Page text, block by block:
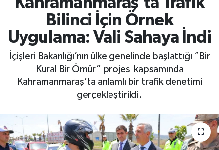
Bilinci İçin Örnek
Uygulama: Vali Sahaya İndi
İçişleri Bakanlığı’nın ülke genelinde başlattığı “Bir
Kural Bir Ömür” projesi kapsamında
Kahramanmaraş’ta anlamlı bir trafik denetimi
gerçekleştirildi.
SİYASET
EKONOMİ
MAGAZİN
SAĞLIK
Kahramanmaraş Trafik Yoğunluk Haritası
Süper Lig Puan Durumu ve Fikstür
Tüm Manşetler
Son Dakika Haberleri
Haber Arşivi